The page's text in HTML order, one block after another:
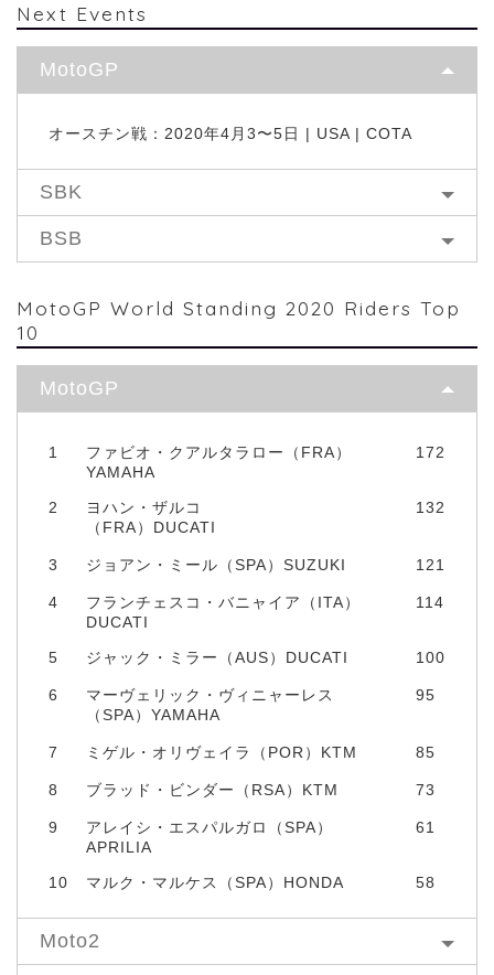
Next Events
MotoGP
オースチン戦：2020年4月3〜5日 | USA | COTA
SBK
BSB
MotoGP World Standing 2020 Riders Top
10
MotoGP
1
ファビオ・クアルタラロー（FRA）
YAMAHA
172
2
ヨハン・ザルコ
（FRA）DUCATI
132
3 ジョアン・ミール（SPA）SUZUKI 121
4
フランチェスコ・バニャイア（ITA）
DUCATI
114
5 ジャック・ミラー（AUS）DUCATI 100
6
マーヴェリック・ヴィニャーレス
（SPA）YAMAHA
95
7 ミゲル・オリヴェイラ（POR）KTM 85
8 ブラッド・ビンダー（RSA）KTM 73
9
アレイシ・エスパルガロ（SPA）
APRILIA
61
10 マルク・マルケス（SPA）HONDA 58
Moto2